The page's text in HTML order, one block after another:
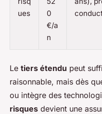
ues
0
€/a
n
Le tiers étendu peut
raisonnable, mais dès
ou intègre des
risques devient une